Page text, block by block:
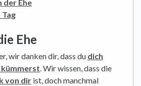
der Ehe
Ehe
wir danken dir, dass du dich
kümmerst. Wir wissen, dass die
von dir ist, doch manchmal